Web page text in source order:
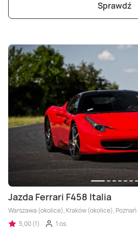
Sprawdź
Jazda Ferrari F458 Italia
Warszawa (okolice), Kraków (okolice),
5,00 (1)
1 os.